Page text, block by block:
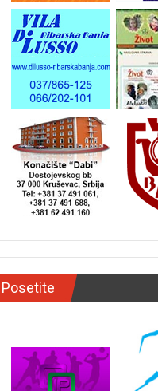
Posetite